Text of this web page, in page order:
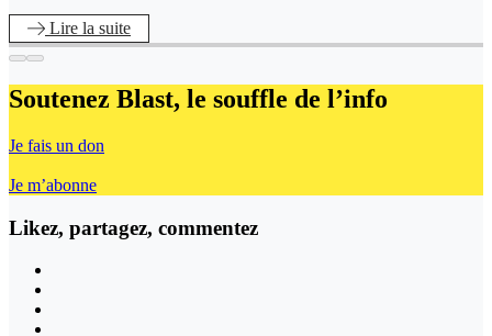
Lire la suite
Soutenez Blast, le souffle de l’info
Je fais un don
Je m’abonne
Likez, partagez, commentez